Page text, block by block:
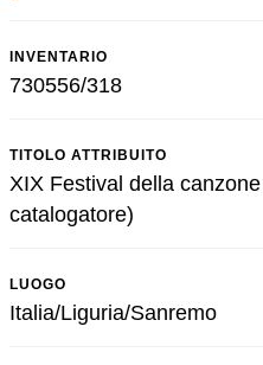
INVENTARIO
730556/318
TITOLO ATTRIBUITO
XIX Festival della
catalogatore)
LUOGO
Italia/Liguria/Sanremo